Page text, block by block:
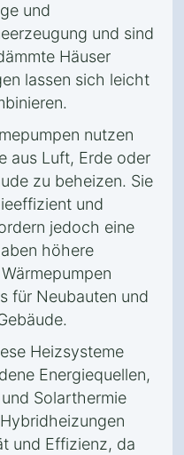
und
und sind
Häuser
lassen sich leicht
nutzen
aus Luft, Erde oder
zu beheizen. Sie
und
jedoch eine
höhere
für Neubauten und
Heizsysteme
Energiequellen,
Solarthermie
und Effizienz, da